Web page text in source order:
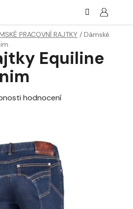
PRACOVNÍ RAJTKY / Dámské
Equiline
hodnocení